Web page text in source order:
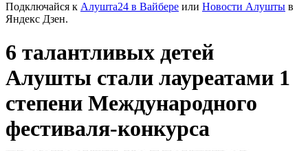
Подключайся к Алушта24 в Вайбере или Новости Алушты в
Яндекс Дзен.
6 талантливых детей
Алушты стали лауреатами 1
степени Международного
фестиваля-конкурса